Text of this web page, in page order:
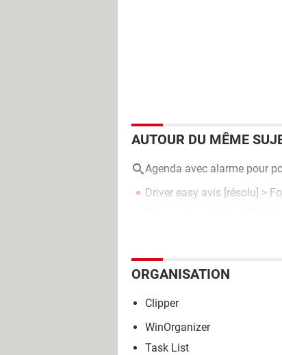
AUTOUR DU MÊME
Agenda avec alarme pour
Driver easy avis [résolu] >
>
ORGANISATION
Clipper
WinOrganizer
Task List